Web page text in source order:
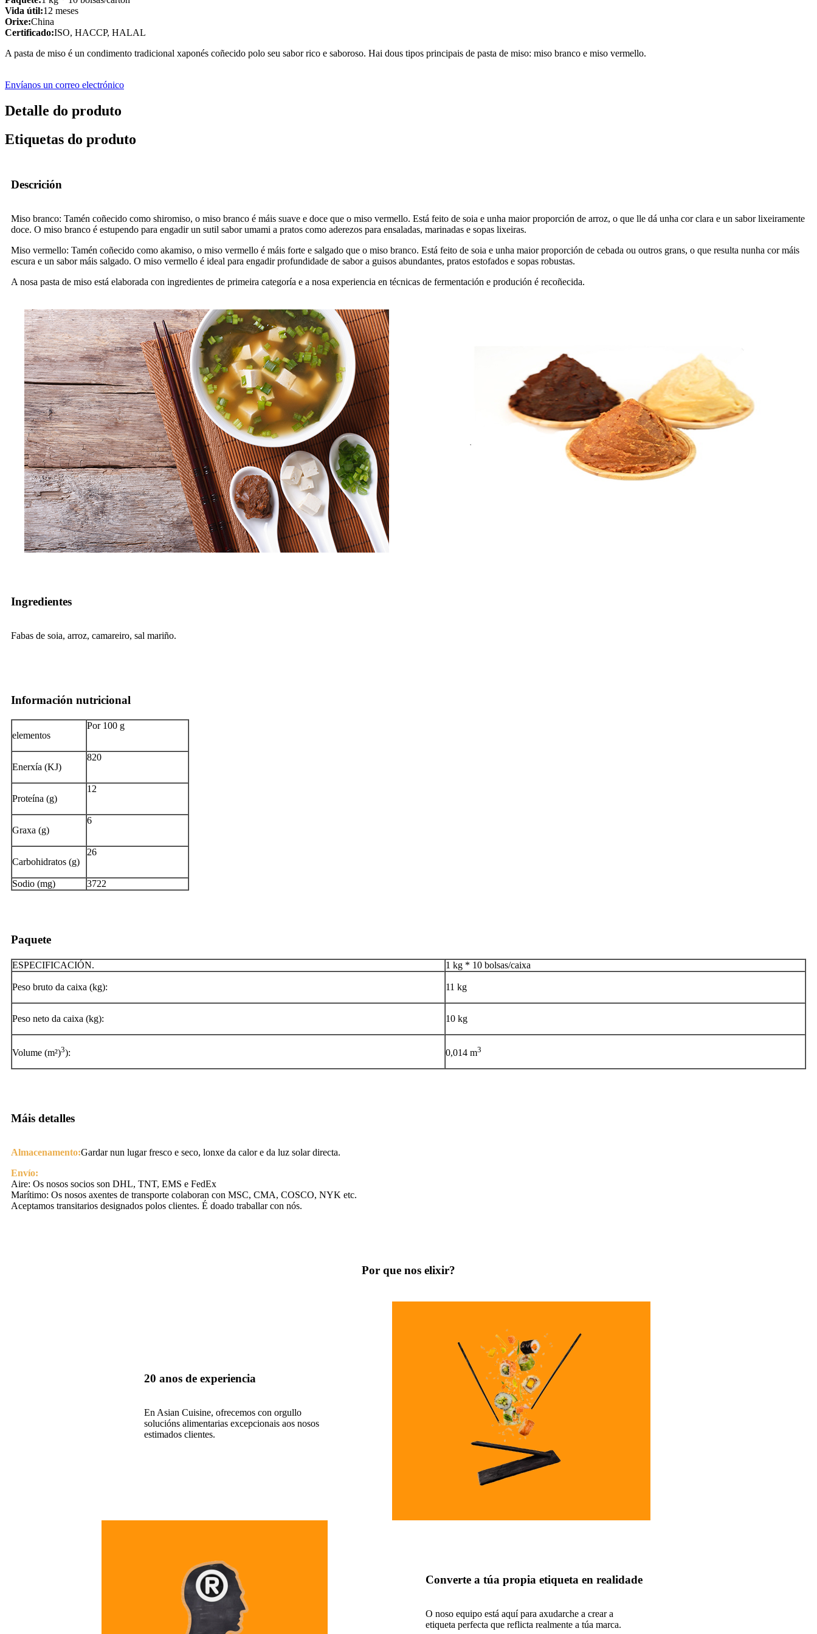
Vida útil:12 meses
Orixe:China
Certificado:ISO, HACCP, HALAL
A pasta de miso é un condimento tradicional xaponés coñecido polo seu sabor rico e saboroso. Hai dous tipos principais de pasta de miso: miso branco e miso vermello.
Envíanos un correo electrónico
Detalle do produto
Etiquetas do produto
Descrición
Miso branco: Tamén coñecido como shiromiso, o miso branco é máis suave e doce que o miso vermello. Está feito de soia e unha maior proporción de arroz, o que lle dá unha cor clara e un sabor lixeiramente
doce. O miso branco é estupendo para engadir un sutil sabor umami a pratos como aderezos para ensaladas, marinadas e sopas lixeiras.
Miso vermello: Tamén coñecido como akamiso, o miso vermello é máis forte e salgado que o miso branco. Está feito de soia e unha maior proporción de cebada ou outros grans, o que resulta nunha cor máis
escura e un sabor máis salgado. O miso vermello é ideal para engadir profundidade de sabor a guisos abundantes, pratos estofados e sopas robustas.
A nosa pasta de miso está elaborada con ingredientes de primeira categoría e a nosa experiencia en técnicas de fermentación e produción é recoñecida.
Ingredientes
Fabas de soia, arroz, camareiro, sal mariño.
Información nutricional
elementos
Por 100 g
Enerxía (KJ)
820
Proteína (g)
12
Graxa (g)
6
Carbohidratos (g)
26
Sodio (mg) 3722
Paquete
ESPECIFICACIÓN. 1 kg * 10 bolsas/caixa
Peso bruto da caixa (kg): 11 kg
Peso neto da caixa (kg): 10 kg
Volume (m²)3): 0,014 m3
Máis detalles
Almacenamento:Gardar nun lugar fresco e seco, lonxe da calor e da luz solar directa.
Envío:
Aire: Os nosos socios son DHL, TNT, EMS e FedEx
Marítimo: Os nosos axentes de transporte colaboran con MSC, CMA, COSCO, NYK etc.
Aceptamos transitarios designados polos clientes. É doado traballar con nós.
Por que nos elixir?
20 anos de experiencia
En Asian Cuisine, ofrecemos con orgullo
solucións alimentarias excepcionais aos nosos
estimados clientes.
Converte a túa propia etiqueta en realidade
O noso equipo está aquí para axudarche a crear a
etiqueta perfecta que reflicta realmente a túa marca.